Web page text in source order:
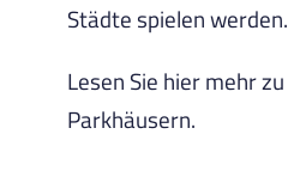
Städte spielen werden.
Lesen Sie hier mehr zu
Parkhäusern.